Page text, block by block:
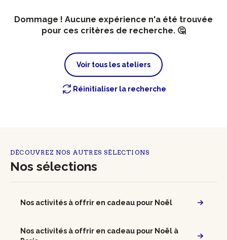
Dommage ! Aucune expérience n'a été trouvée
pour ces critères de recherche. 🤔
Voir tous les ateliers
Réinitialiser la recherche
DÉCOUVREZ NOS AUTRES SÉLECTIONS
Nos sélections
Nos activités à offrir en cadeau pour Noël
Nos activités à offrir en cadeau pour Noël à